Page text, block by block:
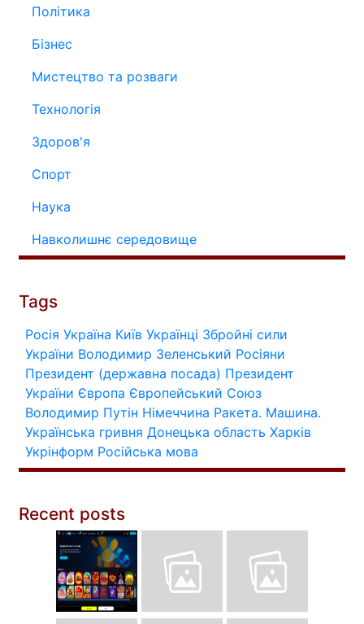
Політика
Бізнес
Мистецтво та розваги
Технологія
Здоров'я
Спорт
Наука
Навколишнє середовище
Tags
Росія Україна Київ Українці Збройні сили
України Володимир Зеленський Росіяни
Президент (державна посада) Президент
України Європа Європейський Союз
Володимир Путін Німеччина Ракета. Машина.
Українська гривня Донецька область Харків
Укрінформ Російська мова
Recent posts